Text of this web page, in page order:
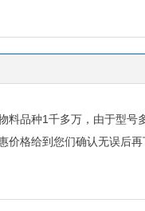
料品种1千多万，由于型号
格给到您们确认无误后再